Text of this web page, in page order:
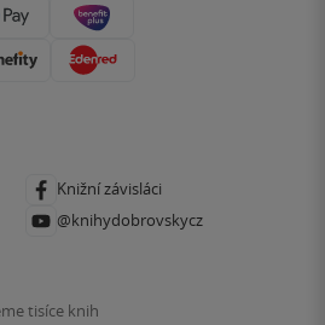
Knižní závisláci
@knihydobrovskycz
tisíce knih